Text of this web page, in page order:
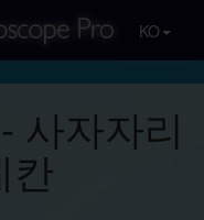
KO
사자자리
칸